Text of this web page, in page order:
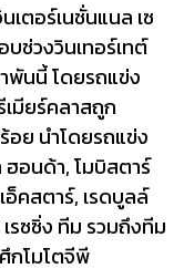
ตอร์เนชั่นแนล เซ
ช่วงวินเทอร์เทต์
พันนี้ โดยรถแข่ง
มียร์คลาสถูก
อย นำโดยรถแข่ง
ฮอนด้า, โมบิสตาร์​
คสตาร์,​ เรดบูลล์
รซซิ่ง ทีม รวมถึงทีม
กโมโตจีพี